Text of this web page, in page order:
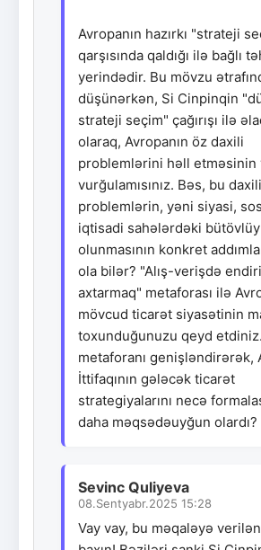
Avropanın hazırkı "strateji
qarşısında qaldığı ilə bağlı
yerindədir. Bu mövzu
düşünərkən, Si Cinpinqin
strateji seçim" çağırışı ilə
olaraq, Avropanın öz daxili
problemlərini həll etməsinin
vurğulamısınız. Bəs, bu daxili
problemlərin, yəni siyasi,
iqtisadi sahələrdəki
olunmasının konkret
ola bilər? "Alış-verişdə
axtarmaq" metaforası ilə
mövcud ticarət siyasətinin
toxunduğunuzu qeyd
metaforanı genişləndirərək,
İttifaqının gələcək ticarət
strategiyalarını necə
daha məqsədəuyğun olardı?
Sevinc Quliyeva
08.Sentyabr.2025 15:28
Vay vay, bu məqaləyə